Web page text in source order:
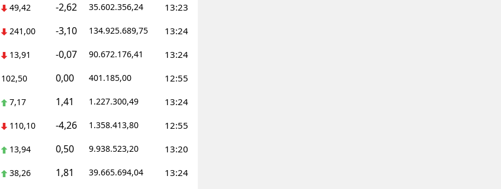
49,42 -2,62 35.602.356,24 13:23
241,00 -3,10 134.925.689,75 13:24
13,91 -0,07 90.672.176,41 13:24
102,50 0,00 401.185,00 12:55
7,17 1,41 1.227.300,49 13:24
110,10 -4,26 1.358.413,80 12:55
13,94 0,50 9.938.523,20 13:20
38,26 1,81 39.665.694,04 13:24